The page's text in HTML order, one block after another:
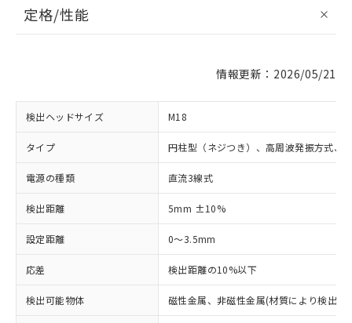
定格/性能
情報更新：2026/05/21
検出ヘッドサイズ M18
タイプ 円柱型（ネジつき）、高周波発振方式、
電源の種類 直流3線式
検出距離 5mm ±10%
設定距離 0～3.5mm
応差 検出距離の10%以下
検出可能物体 磁性金属、非磁性金属(材質により検出距